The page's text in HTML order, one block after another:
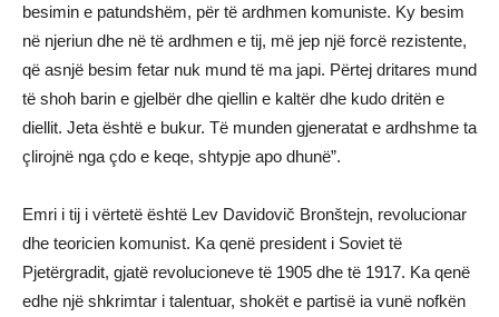
besimin e patundshëm, për të ardhmen komuniste. Ky besim
në njeriun dhe në të ardhmen e tij, më jep një forcë rezistente,
që asnjë besim fetar nuk mund të ma japi. Përtej dritares mund
të shoh barin e gjelbër dhe qiellin e kaltër dhe kudo dritën e
diellit. Jeta është e bukur. Të munden gjeneratat e ardhshme ta
çlirojnë nga çdo e keqe, shtypje apo dhunë”.
Emri i tij i vërtetë është Lev Davidovič Bronštejn, revolucionar
dhe teoricien komunist. Ka qenë president i Soviet të
Pjetërgradit, gjatë revolucioneve të 1905 dhe të 1917. Ka qenë
edhe një shkrimtar i talentuar, shokët e partisë ia vunë nofkën